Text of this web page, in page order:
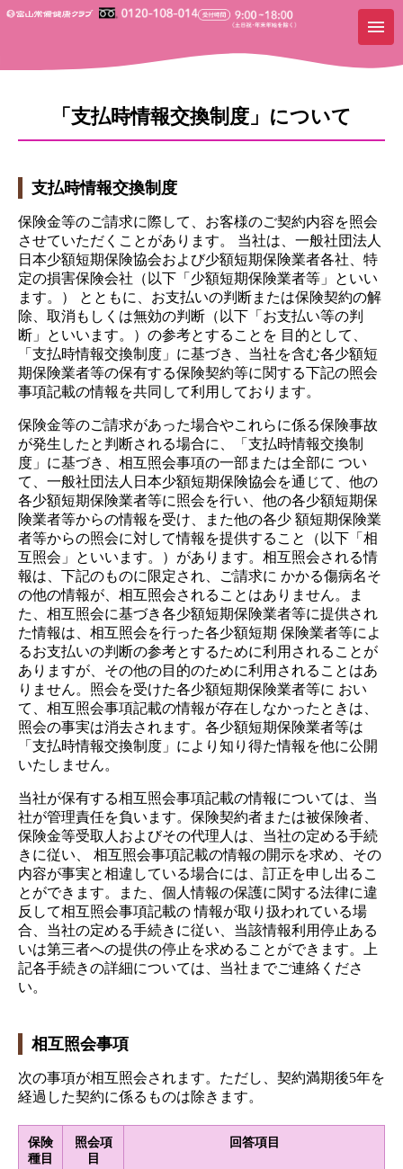
「支払時情報交換制度」について
支払時情報交換制度
保険金等のご請求に際して、お客様のご契約内容を照会
させていただくことがあります。 当社は、一般社団法人
日本少額短期保険協会および少額短期保険業者各社、特
定の損害保険会社（以下「少額短期保険業者等」といい
ます。） とともに、お支払いの判断または保険契約の解
除、取消もしくは無効の判断（以下「お支払い等の判
断」といいます。）の参考とすることを 目的として、
「支払時情報交換制度」に基づき、当社を含む各少額短
期保険業者等の保有する保険契約等に関する下記の照会
事項記載の情報を共同して利用しております。
保険金等のご請求があった場合やこれらに係る保険事故
が発生したと判断される場合に、「支払時情報交換制
度」に基づき、相互照会事項の一部または全部に つい
て、一般社団法人日本少額短期保険協会を通じて、他の
各少額短期保険業者等に照会を行い、他の各少額短期保
険業者等からの情報を受け、また他の各少 額短期保険業
者等からの照会に対して情報を提供すること（以下「相
互照会」といいます。）があります。相互照会される情
報は、下記のものに限定され、ご請求に かかる傷病名そ
の他の情報が、相互照会されることはありません。ま
た、相互照会に基づき各少額短期保険業者等に提供され
た情報は、相互照会を行った各少額短期 保険業者等によ
るお支払いの判断の参考とするために利用されることが
ありますが、その他の目的のために利用されることはあ
りません。照会を受けた各少額短期保険業者等に おい
て、相互照会事項記載の情報が存在しなかったときは、
照会の事実は消去されます。各少額短期保険業者等は
「支払時情報交換制度」により知り得た情報を他に公開
いたしません。
当社が保有する相互照会事項記載の情報については、当
社が管理責任を負います。保険契約者または被保険者、
保険金等受取人およびその代理人は、当社の定める手続
きに従い、 相互照会事項記載の情報の開示を求め、その
内容が事実と相違している場合には、訂正を申し出るこ
とができます。また、個人情報の保護に関する法律に違
反して相互照会事項記載の 情報が取り扱われている場
合、当社の定める手続きに従い、当該情報利用停止ある
いは第三者への提供の停止を求めることができます。上
記各手続きの詳細については、当社までご連絡くださ
い。
相互照会事項
次の事項が相互照会されます。ただし、契約満期後5年を
経過した契約に係るものは除きます。
保険
種目
照会項
目
回答項目